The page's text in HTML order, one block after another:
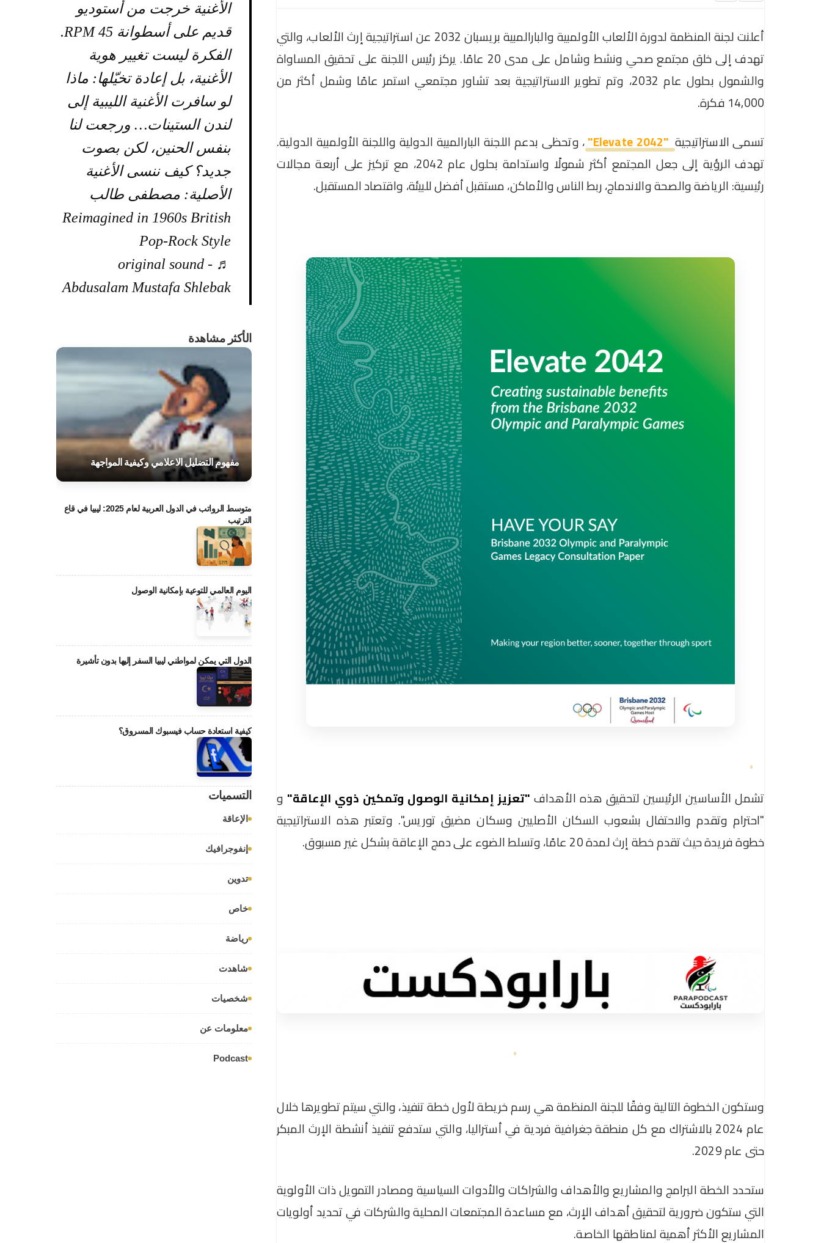
أعلنت لجنة المنظمة لدورة الألعاب الأولمبية والبارالمبية بريسبان 2032 عن استراتيجية إرث الألعاب، والتي
تهدف إلى خلق مجتمع صحي ونشط وشامل على مدى 20 عامًا. يركز رئيس اللجنة على تحقيق المساواة
والشمول بحلول عام 2032، وتم تطوير الاستراتيجية بعد تشاور مجتمعي استمر عامًا وشمل أكثر من
14,000 فكرة.
تسمى الاستراتيجية "Elevate 2042"
، وتحظى بدعم اللجنة البارالمبية الدولية واللجنة الأولمبية الدولية.
تهدف الرؤية إلى جعل المجتمع أكثر شمولًا واستدامة بحلول عام 2042، مع تركيز على أربعة مجالات
رئيسية: الرياضة والصحة والاندماج، ربط الناس والأماكن، مستقبل أفضل للبيئة، واقتصاد المستقبل.
تشمل الأساسين الرئيسين لتحقيق هذه الأهداف"تعزيز إمكانية الوصول وتمكين ذوي الإعاقة" و
"احترام وتقدم والاحتفال بشعوب السكان الأصليين وسكان مضيق توريس". وتعتبر هذه الاستراتيجية
خطوة فريدة حيث تقدم خطة إرث لمدة 20 عامًا، وتسلط الضوء على دمج الإعاقة بشكل غير مسبوق.
وستكون الخطوة التالية وفقًا للجنة المنظمة هي رسم خريطة لأول خطة تنفيذ، والتي سيتم تطويرها خلال
عام 2024 بالاشتراك مع كل منطقة جغرافية فردية في أستراليا، والتي ستدفع تنفيذ أنشطة الإرث المبكر
حتى عام 2029.
ستحدد الخطة البرامج والمشاريع والأهداف والشراكات والأدوات السياسية ومصادر التمويل ذات الأولوية
التي ستكون ضرورية لتحقيق أهداف الإرث، مع مساعدة المجتمعات المحلية والشركات في تحديد أولويات
المشاريع الأكثر أهمية لمناطقها الخاصة.
الأغنية خرجت من أستوديو
قديم على أسطوانة 45 RPM.
الفكرة ليست تغيير هوية
الأغنية، بل إعادة تخيّلها: ماذا
لو سافرت الأغنية الليبية إلى
لندن الستينات… ورجعت لنا
بنفس الحنين، لكن بصوت
جديد؟ كيف ننسى الأغنية
الأصلية: مصطفى طالب
Reimagined in 1960s British
Pop-Rock Style
♬ original sound -
Abdusalam Mustafa Shlebak
الأكثر مشاهدة
مفهوم التضليل الاعلامي وكيفية المواجهة
متوسط الرواتب في الدول العربية لعام 2025: ليبيا في قاع
الترتيب
اليوم العالمي للتوعية بإمكانية الوصول
الدول التي يمكن لمواطني ليبيا السفر إليها بدون تأشيرة
كيفية استعادة حساب فيسبوك المسروق؟
التسميات
الإعاقة
إنفوجرافيك
تدوين
خاص
رياضة
شاهدت
شخصيات
معلومات عن
Podcast